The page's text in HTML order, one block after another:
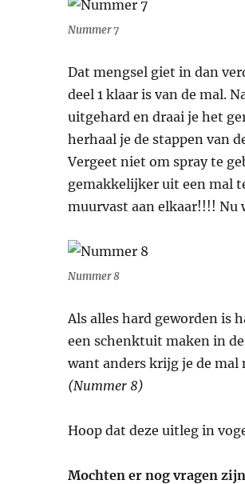
Nummer 7
Dat mengsel giet in dan
deel 1 klaar is van de mal.
uitgehard en draai je het
herhaal je de stappen van
Vergeet niet om spray te
gemakkelijker uit een mal
muurvast aan elkaar!!!! Nu
Nummer 8
Als alles hard geworden is
een schenktuit maken in
want anders krijg je de
(Nummer 8)
Hoop dat deze uitleg in
Mochten er nog vragen